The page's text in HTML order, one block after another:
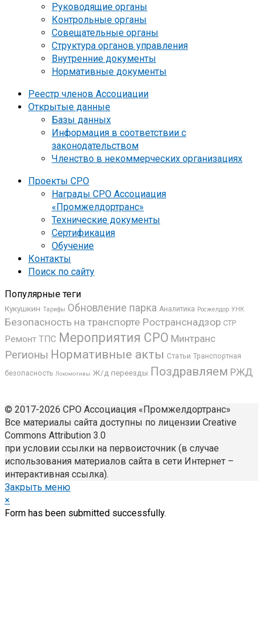
Руководящие органы
Контрольные органы
Совещательные органы
Структура органов управления
Внутренние документы
Нормативные документы
Реестр членов Ассоциации
Открытые данные
Базы данных
Информация в соответствии с
законодательством
Членство в некоммерческих организациях
Проекты СРО
Награды СРО Ассоциация
«Промжелдортранс»
Технические документы
Сертификация
Обучение
Контакты
Поиск по сайту
Популярные теги
Кукушкин Тарифы Обновление парка Аналитика Росжелдор УНК
Безопасность на транспорте Ространснадзор СТР
Ремонт ТПС Мероприятия СРО Минтранс
Регионы Нормативные акты Статьи Транспортная
безопасность Локомотивы Ж/д переезды Поздравляем РЖД
© 2017-2026 СРО Ассоциация «Промжелдортранс»
Все материалы сайта доступны по лицензии Creative
Commons Attribution 3.0
при условии ссылки на первоисточник (в случае
использования материалов сайта в сети Интернет –
интерактивная ссылка).
Закрыть меню
×
Form has been submitted successfully.